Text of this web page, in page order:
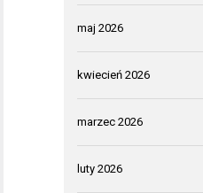
maj 2026
kwiecień 2026
marzec 2026
luty 2026